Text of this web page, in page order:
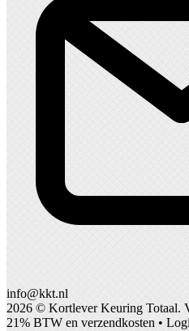
info@kkt.nl
2026 © Kortlever Keuring Totaal.
21% BTW en verzendkosten •